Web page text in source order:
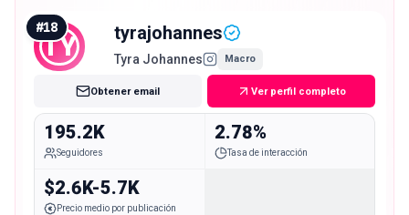
2.72%, pero su 86% de audiencia real es de los mejores
de aquí.
TY
#18 tyrajohannes
Tyra Johannes Macro
Obtener email Ver perfil completo
195.2K
Seguidores
2.78%
Tasa de interacción
$2.6K-5.7K
Precio medio por publicación